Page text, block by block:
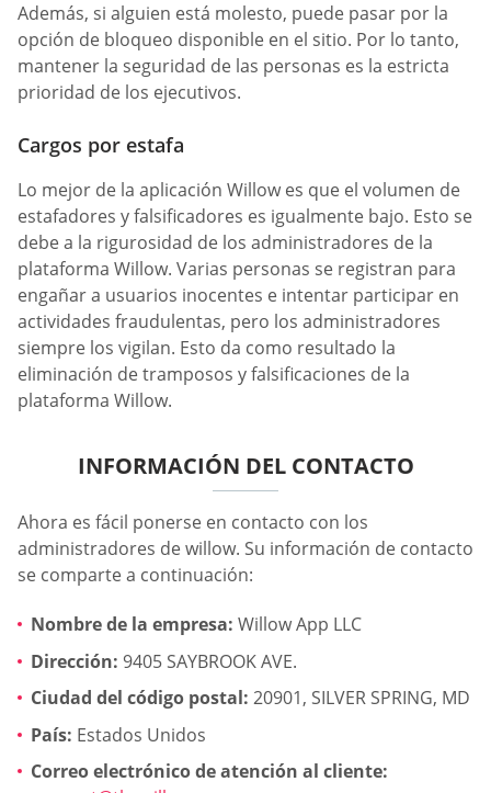
Además, si alguien está molesto, puede pasar por la
opción de bloqueo disponible en el sitio. Por lo tanto,
mantener la seguridad de las personas es la estricta
prioridad de los ejecutivos.
Cargos por estafa
Lo mejor de la aplicación Willow es que el volumen de
estafadores y falsificadores es igualmente bajo. Esto se
debe a la rigurosidad de los administradores de la
plataforma Willow. Varias personas se registran para
engañar a usuarios inocentes e intentar participar en
actividades fraudulentas, pero los administradores
siempre los vigilan. Esto da como resultado la
eliminación de tramposos y falsificaciones de la
plataforma Willow.
INFORMACIÓN DEL CONTACTO
Ahora es fácil ponerse en contacto con los
administradores de willow. Su información de contacto
se comparte a continuación:
Nombre de la empresa: Willow App LLC
Dirección: 9405 SAYBROOK AVE.
Ciudad del código postal: 20901, SILVER SPRING, MD
País: Estados Unidos
Correo electrónico de atención al cliente: